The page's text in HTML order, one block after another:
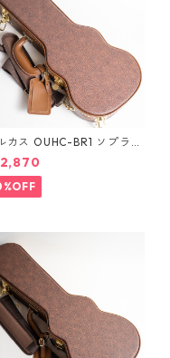
カス OUHC-BR1 ソプラノ
レレ用ハードケース